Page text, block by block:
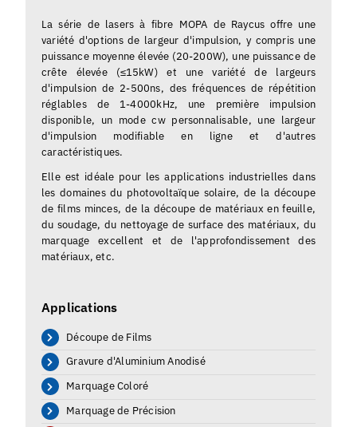
La série de lasers à fibre MOPA de Raycus offre une
variété d'options de largeur d'impulsion, y compris une
puissance moyenne élevée (20-200W), une puissance de
crête élevée (≤15kW) et une variété de largeurs
d'impulsion de 2-500ns, des fréquences de répétition
réglables de 1-4000kHz, une première impulsion
disponible, un mode cw personnalisable, une largeur
d'impulsion modifiable en ligne et d'autres
caractéristiques.
Elle est idéale pour les applications industrielles dans
les domaines du photovoltaïque solaire, de la découpe
de films minces, de la découpe de matériaux en feuille,
du soudage, du nettoyage de surface des matériaux, du
marquage excellent et de l'approfondissement des
matériaux, etc.
Applications
Découpe de Films
Gravure d'Aluminium Anodisé
Marquage Coloré
Marquage de Précision